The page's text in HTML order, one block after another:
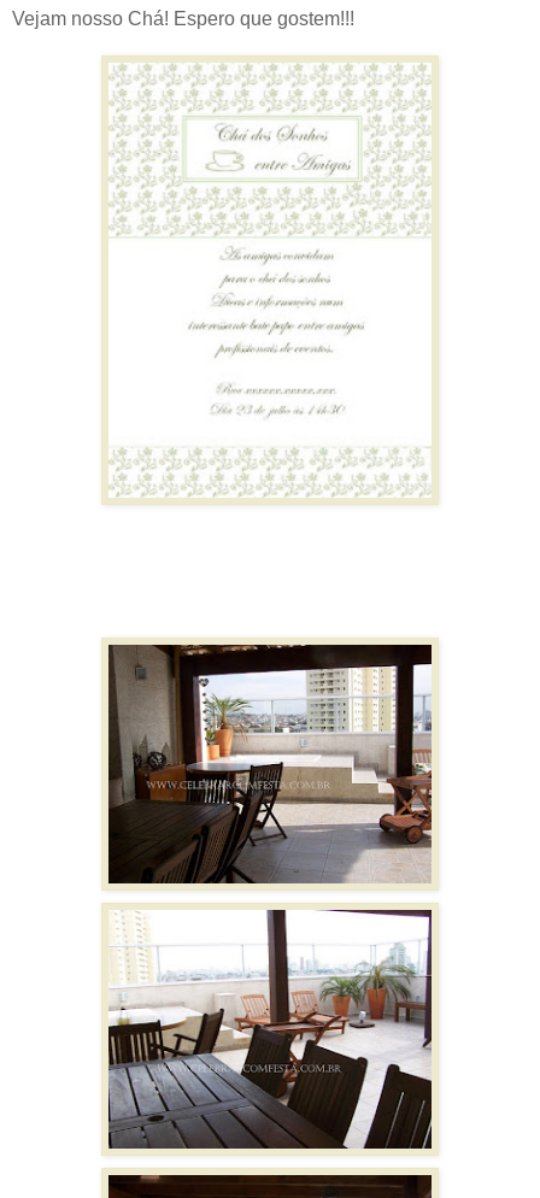
Vejam nosso Chá! Espero que gostem!!!